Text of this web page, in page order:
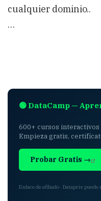
cualquier dominio..
…
🟢 DataCamp —
600+ cursos interactivos
Empieza gratis,
Probar Gratis →
Enlace de afiliado · Dataprix